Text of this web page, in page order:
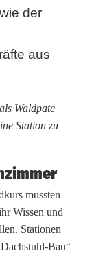
der
aus
Waldpate
Station zu
mussten
Wissen und
Stationen
Bau“